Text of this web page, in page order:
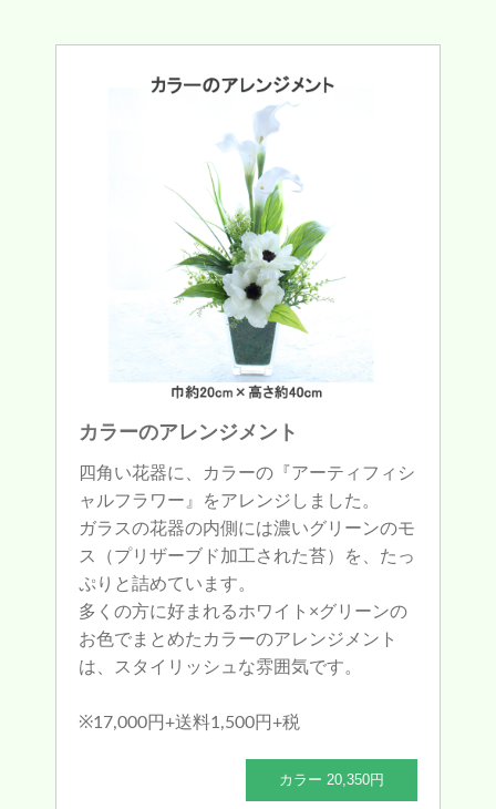
カラーのアレンジメント
四角い花器に、カラーの『アーティフィシ
ャルフラワー』をアレンジしました。
ガラスの花器の内側には濃いグリーンのモ
ス（プリザーブド加工された苔）を、たっ
ぷりと詰めています。
多くの方に好まれるホワイト×グリーンの
お色でまとめたカラーのアレンジメント
は、スタイリッシュな雰囲気です。
※17,000円+送料1,500円+税
カラー 20,350円